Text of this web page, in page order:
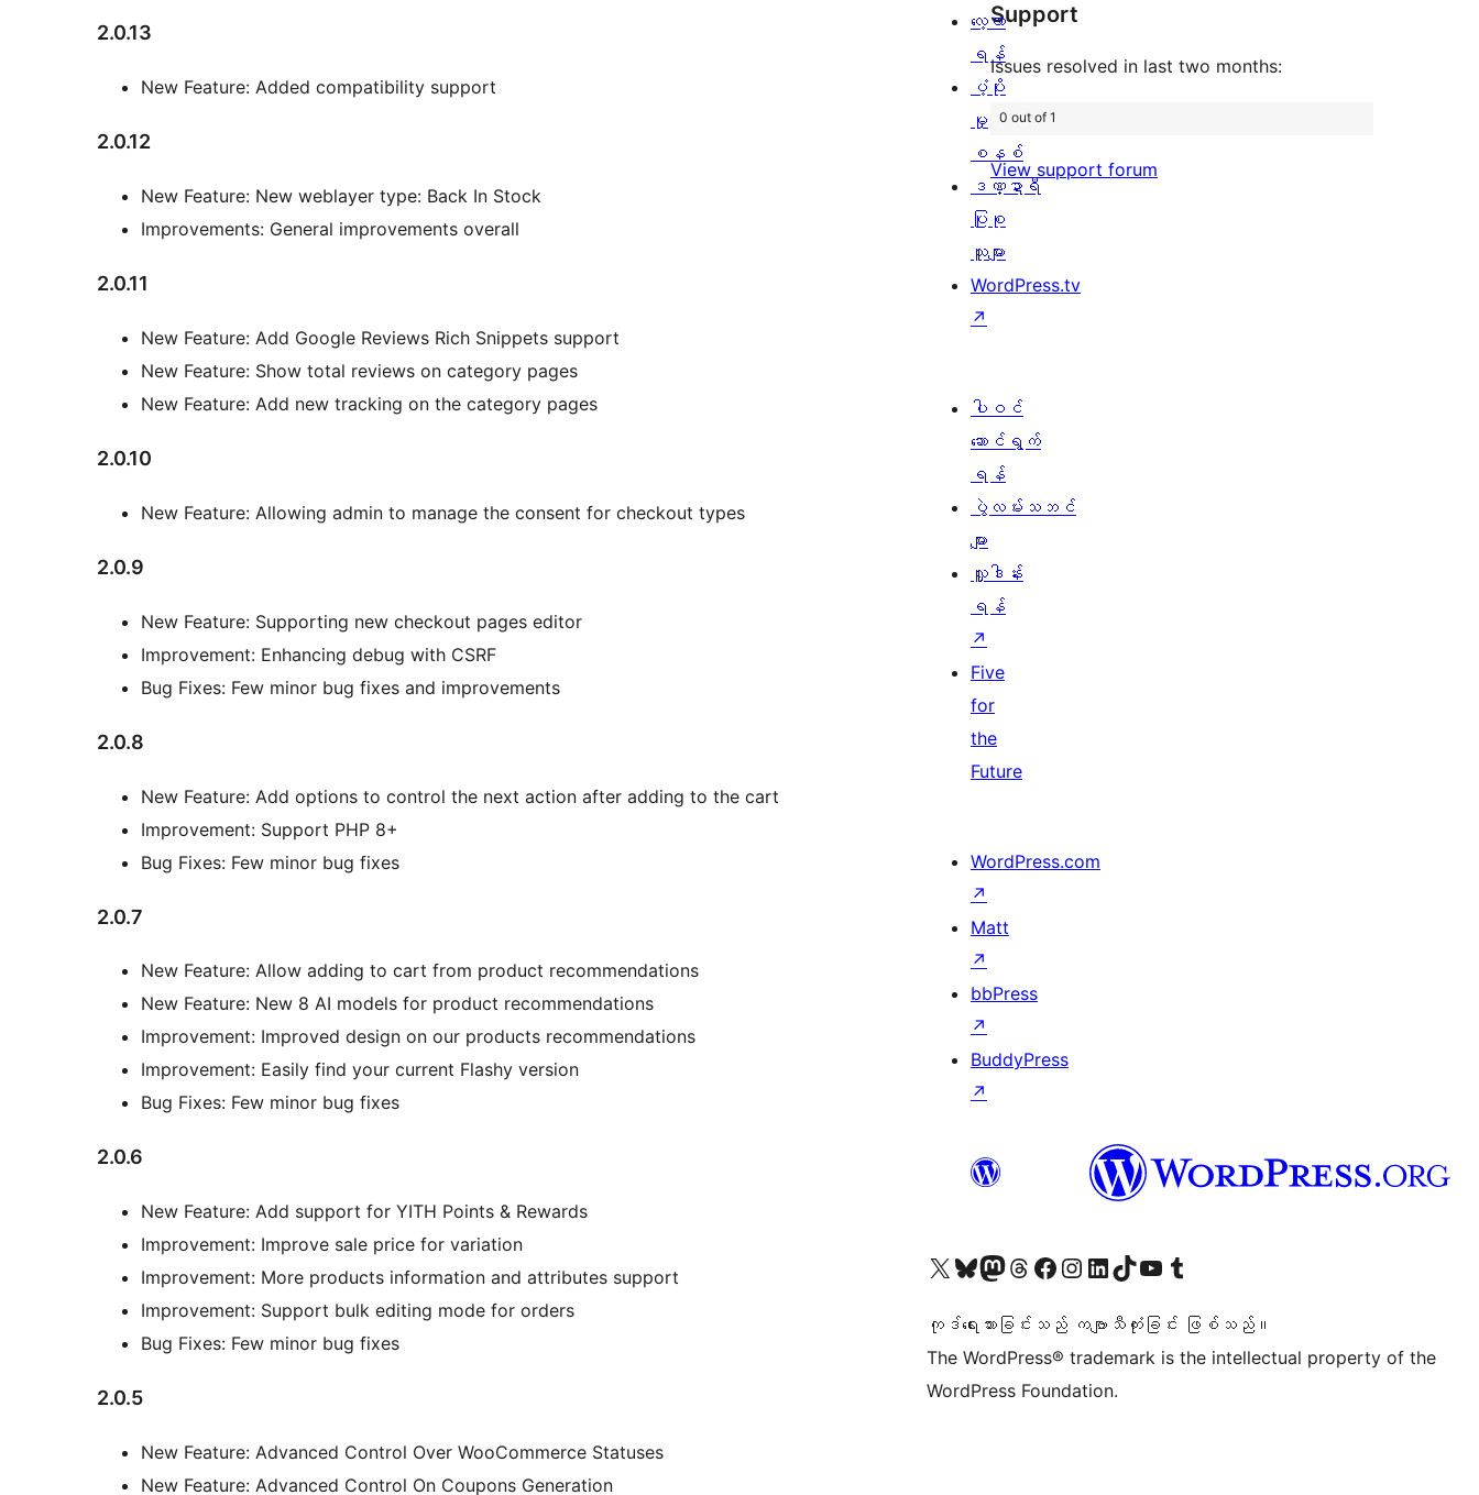
2.0.13
New Feature: Added compatibility support
2.0.12
New Feature: New weblayer type: Back In Stock
Improvements: General improvements overall
2.0.11
New Feature: Add Google Reviews Rich Snippets support
New Feature: Show total reviews on category pages
New Feature: Add new tracking on the category pages
2.0.10
New Feature: Allowing admin to manage the consent for checkout types
2.0.9
New Feature: Supporting new checkout pages editor
Improvement: Enhancing debug with CSRF
Bug Fixes: Few minor bug fixes and improvements
2.0.8
New Feature: Add options to control the next action after adding to the cart
Improvement: Support PHP 8+
Bug Fixes: Few minor bug fixes
2.0.7
New Feature: Allow adding to cart from product recommendations
New Feature: New 8 AI models for product recommendations
Improvement: Improved design on our products recommendations
Improvement: Easily find your current Flashy version
Bug Fixes: Few minor bug fixes
2.0.6
New Feature: Add support for YITH Points & Rewards
Improvement: Improve sale price for variation
Improvement: More products information and attributes support
Improvement: Support bulk editing mode for orders
Bug Fixes: Few minor bug fixes
2.0.5
New Feature: Advanced Control Over WooCommerce Statuses
New Feature: Advanced Control On Coupons Generation
0
စောင်
သုံးသပ်
ချက်
0
စောင်
Support
Issues resolved in last two months:
0 out of 1
View support forum
လေ့လာ
ရန်
ပံ့ပိုး
မှု
စနစ်
ဒဏ္ဍာရီ
ပြုစု
သူများ
WordPress.tv
↗
ပါဝင်
ဆောင်ရွက်
ရန်
ပွဲလမ်းသဘင်
များ
လှူဒါန်း
ရန်
↗
Five
for
the
Future
WordPress.com
↗
Matt
↗
bbPress
↗
BuddyPress
↗
ကျွန်ုပ်တို့၏ X (ယခင် Twitter) အကောင့်သို့ သွားရောက်ကြည့်ရှုပါကျွန်ုပ်တို့၏ Bluesky အကောင့်သို့ ဝင်ရောက်ကြည့်ရှုရန်
ကျွန်ုပ်တို့၏ Mastodon အကောင့်သို့ သွားရောက်ကြည့်ရှုပါကျွန်ုပ်တို့၏ Threads အကောင့်သို့ ဝင်ရောက်ကြည့်ရှုရန်
ကျွန်ုပ်တို့၏ Facebook စာမျက်နှာသို့ သွားရောက်ကြည့်ရှုပါကျွန်ုပ်တို့၏ Instagram အကောင့်သို့ သွားရောက်ကြည့်ရှုပါ ကျွန်ုပ်တို့၏ LinkedIn အကောင့်သို့ သွားရောက်ကြည့်ရှုပါကျွန်ုပ်တို့၏ TikTok အကောင့်သို့ ဝင်ရောက်ကြည့်ရှုရန်
ကျွန်ုပ်တို့၏ YouTube ချန်နယ်သို့ သွားရောက်ကြည့်ရှုပါ ကျွန်ုပ်တို့၏ Tumblr အကောင့်သို့ ဝင်ရောက်ကြည့်ရှုရန်
ကုဒ်ရေးသားခြင်းသည် ကဗျာသီကုံးခြင်း ဖြစ်သည်။
The WordPress® trademark is the intellectual property of the
WordPress Foundation.